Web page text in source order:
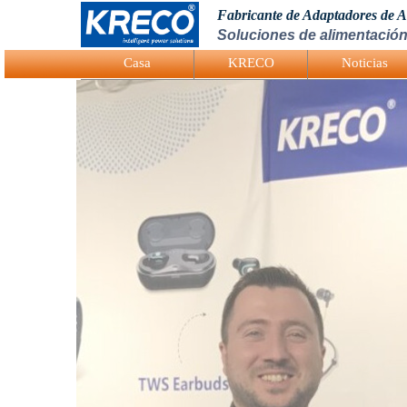
Logo Picture
Fabricante de Adaptadores de
Soluciones de
Casa KRECO Noticias